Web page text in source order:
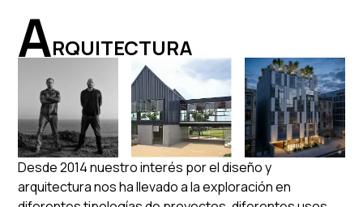
ARQUITECTURA
Desde 2014 nuestro interés por el diseño y
arquitectura nos ha llevado a la exploración en